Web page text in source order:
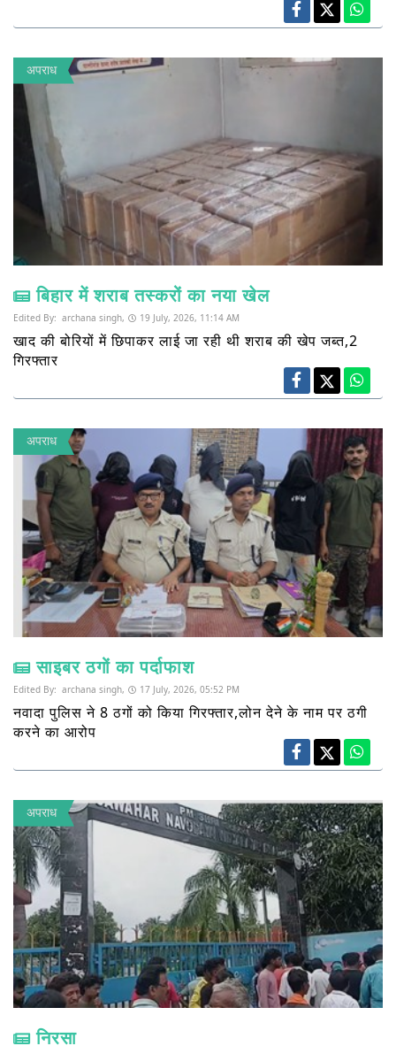
अपराध
बिहार में शराब तस्करों का नया खेल
Edited By: archana singh, 19 July, 2026, 11:14 AM
खाद की बोरियों में छिपाकर लाई जा रही थी शराब की खेप जब्त,2
गिरफ्तार
अपराध
साइबर ठगों का पर्दाफाश
Edited By: archana singh, 17 July, 2026, 05:52 PM
नवादा पुलिस ने 8 ठगों को किया गिरफ्तार,लोन देने के नाम पर ठगी
करने का आरोप
अपराध
निरसा